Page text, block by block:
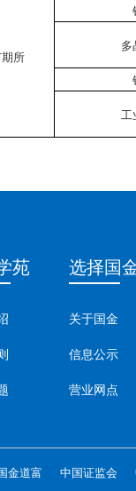
所
多
工
苑 选择国
关于国金
信息公示
营业网点
金道富 中国证监会